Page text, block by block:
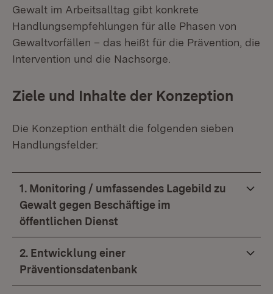
Gewalt im Arbeitsalltag gibt konkrete
Handlungsempfehlungen für alle Phasen von
Gewaltvorfällen – das heißt für die Prävention, die
Intervention und die Nachsorge.
Ziele und Inhalte der Konzeption
Die Konzeption enthält die folgenden sieben
Handlungsfelder:
1. Monitoring / umfassendes Lagebild zu
Gewalt gegen Beschäftige im
öffentlichen Dienst
2. Entwicklung einer
Präventionsdatenbank